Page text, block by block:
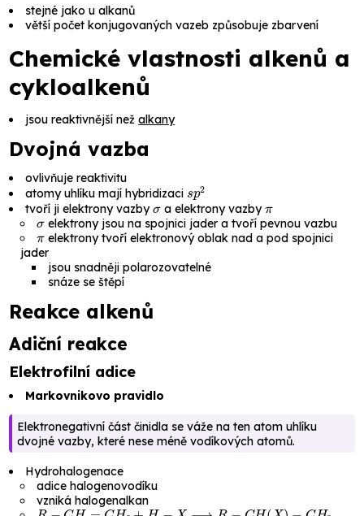
stejné jako u alkanů
větší počet konjugovaných vazeb způsobuje zbarvení
Chemické vlastnosti alkenů a
cykloalkenů
jsou reaktivnější nežalkany
Dvojná vazba
ovlivňuje reaktivitu
atomy uhlíku mají hybridizaci
p2
tvoří ji elektrony vazby
σ
a elektrony vazby
σ
elektrony jsou na spojnici jader a tvoří pevnou vazbu
π
elektrony tvoří elektronový oblak nad a pod spojnici
jader
jsou snadněji polarozovatelné
snáze se štěpí
Reakce alkenů
Adiční reakce
Elektrofilní adice
Markovnikovo pravidlo
Elektronegativní část činidla se váže na ten atom uhlíku
dvojné vazby, které nese méně vodíkových atomů.
Hydrohalogenace
adice halogenovodíku
vzniká halogenalkan
R−CH=CH2+H−X⟶ −C )− H3